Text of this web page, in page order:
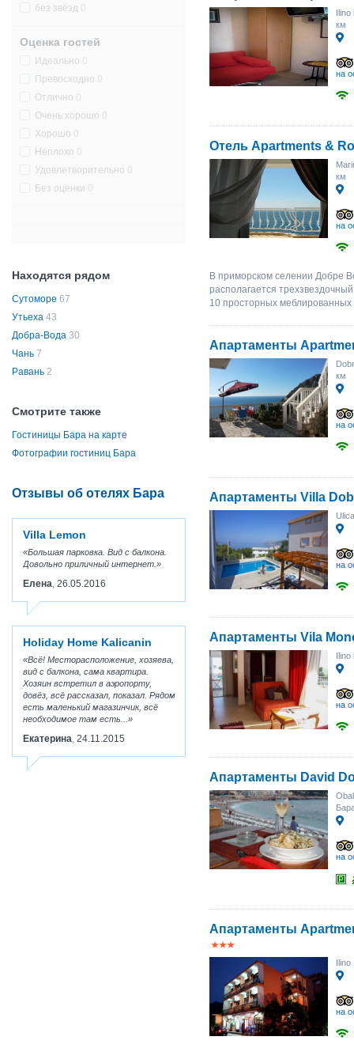
без звёзд 0
Оценка гостей
Идеально 0
Превосходно 0
Отлично 0
Очень хорошо 0
Хорошо 0
Неплохо 0
Удовлетворительно 0
Без оценки 0
Находятся рядом
Сутоморе 67
Утьеха 43
Добра-Вода 30
Чань 7
Равань 2
Смотрите также
Гостиницы Бара на карте
Фотографии гостиниц Бара
Отзывы об отелях Бара
Villa Lemon
Большая парковка. Вид с балкона.
Довольно приличный интернет.
Елена 26.05.2016
Holiday Home Kalicanin
Всё! Месторасположение, хозяева,
вид с балкона, сама квартира.
Хозяин встретил в аэропорту,
довёз, всё рассказал, показал. Рядом
есть маленький магазинчик, всё
необходимое там есть...
Екатерина 24.11.2015
Ilino
км
на
Отель Apartments &
км
на
В приморском селении Добре
располагается
10 просторных
Апартаменты
км
на
Апартаменты Villa
на
Апартаменты Vila
Ilino
на
Апартаменты David
на
Апартаменты
Ilino
на